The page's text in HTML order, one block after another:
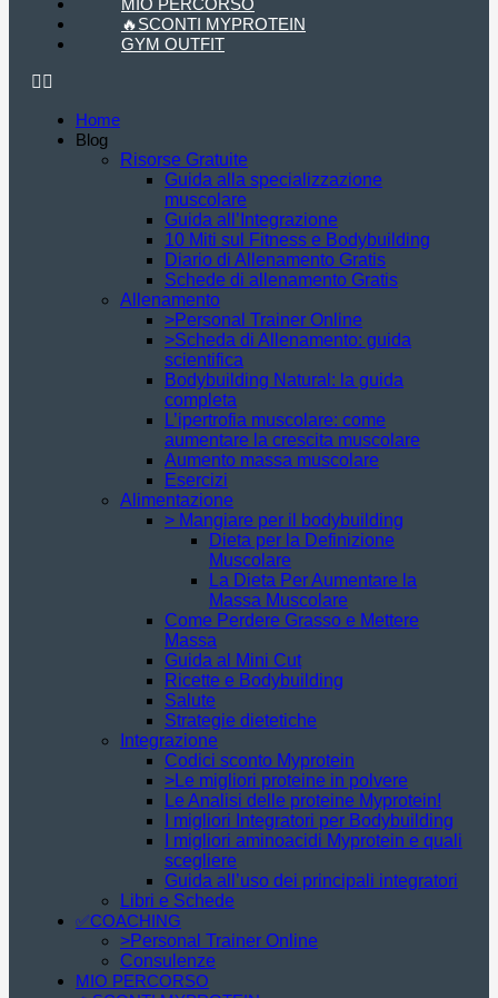
MIO PERCORSO
🔥SCONTI MYPROTEIN
GYM OUTFIT
Home
Blog
Risorse Gratuite
Guida alla specializzazione
muscolare
Guida all’Integrazione
10 Miti sul Fitness e Bodybuilding
Diario di Allenamento Gratis
Schede di allenamento Gratis
Allenamento
>Personal Trainer Online
>Scheda di Allenamento: guida
scientifica
Bodybuilding Natural: la guida
completa
L’ipertrofia muscolare: come
aumentare la crescita muscolare
Aumento massa muscolare
Esercizi
Alimentazione
> Mangiare per il bodybuilding
Dieta per la Definizione
Muscolare
La Dieta Per Aumentare la
Massa Muscolare
Come Perdere Grasso e Mettere
Massa
Guida al Mini Cut
Ricette e Bodybuilding
Salute
Strategie dietetiche
Integrazione
Codici sconto Myprotein
>Le migliori proteine in polvere
Le Analisi delle proteine Myprotein!
I migliori Integratori per Bodybuilding
I migliori aminoacidi Myprotein e quali
scegliere
Guida all’uso dei principali integratori
Libri e Schede
✅COACHING
>Personal Trainer Online
Consulenze
MIO PERCORSO